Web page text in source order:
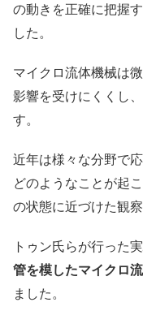
の動きを正確に把握
した。
マイクロ流体機械は
影響を受けにくくし
す。
近年は様々な分野で応
どのようなことが起
の状態に近づけた観
トゥン氏らが行った実
管を模したマイクロ
ました。